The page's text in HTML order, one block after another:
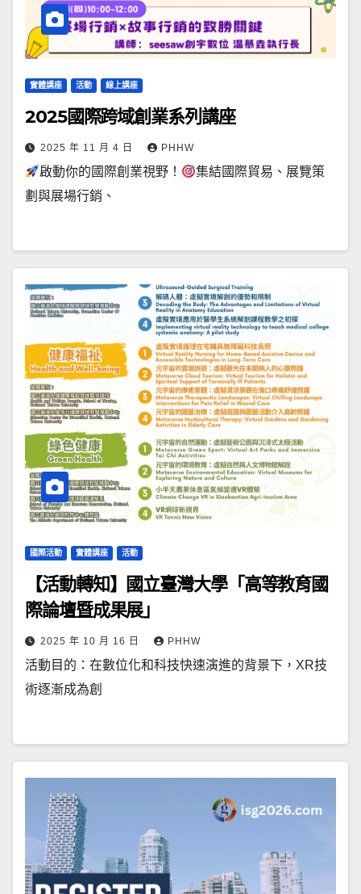
實體講座 活動 線上講座
2025國際跨域創業系列講座
2025 年 11 月 4 日 PHHW
啟動你的國際創業視野！
集結國際貿易、展覽策
劃與展場行銷、
國際活動 實體講座 活動
【活動轉知】國立臺灣大學「高等教育國
際論壇暨成果展」
2025 年 10 月 16 日 PHHW
活動目的：在數位化和科技快速演進的背景下，XR技
術逐漸成為創